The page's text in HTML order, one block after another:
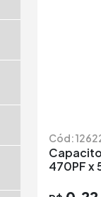
Cód:
470PF x